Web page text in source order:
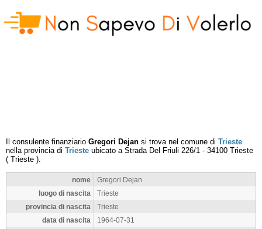
Il consulente finanziario Gregori Dejan si trova nel comune di Trieste
nella provincia di Trieste ubicato a Strada Del Friuli 226/1 - 34100 Trieste
( Trieste ).
nome
Gregori Dejan
luogo di nascita
Trieste
provincia di nascita
Trieste
data di nascita
1964-07-31